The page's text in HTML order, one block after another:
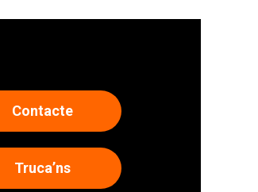
Contacte
Truca’ns